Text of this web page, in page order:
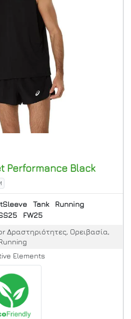
Performance Black
Tank
Running
FW25
Δραστηριότητες, Ορειβασία,
Elements